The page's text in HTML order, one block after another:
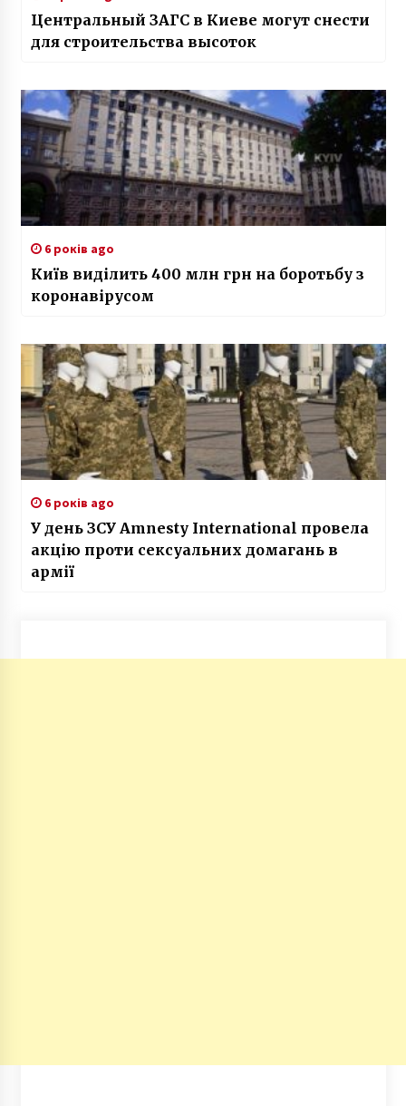
Центральный ЗАГС в Киеве могут снести
для строительства высоток
6 років ago
Київ виділить 400 млн грн на боротьбу з
коронавірусом
6 років ago
У день ЗСУ Amnesty International провела
акцію проти сексуальних домагань в
армії